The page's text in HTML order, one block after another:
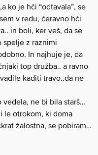
ko je hči “odtavala”, se
v redu, čeravno hči
in boli, ker veš, da se
spelje z raznimi
In najhuje je, da
top družba.. a ravno
kaditi travo..da ne
vedela, ne bi bila starš…
le otrokom, ki doma
žalostna, se pobiram…